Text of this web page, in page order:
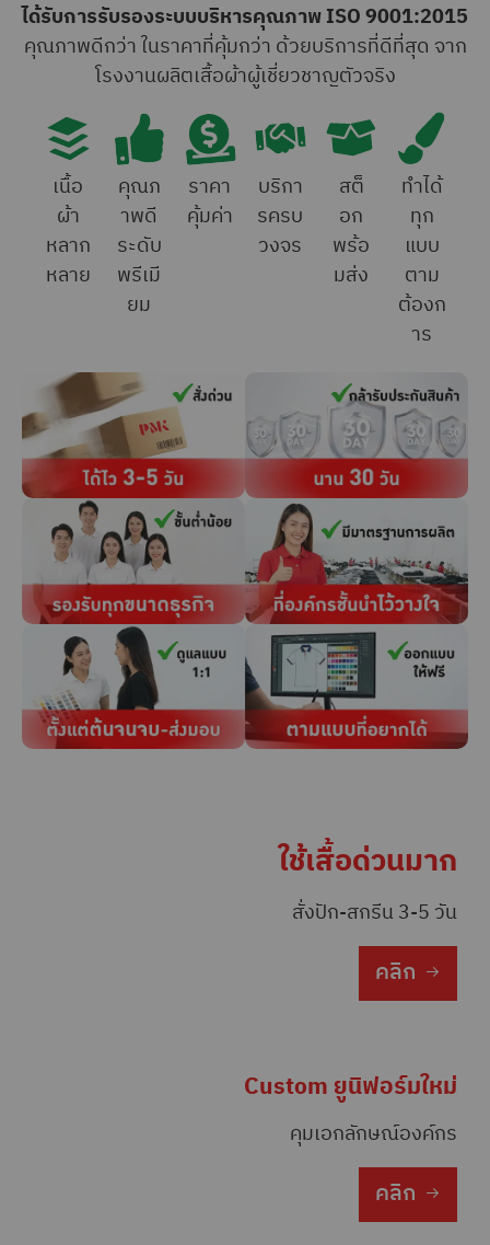
ได้รับการรับรองระบบบริหารคุณภาพ ISO 9001:2015
คุณภาพดีกว่า ในราคาที่คุ้มกว่า ด้วยบริการที่ดีที่สุด จาก
โรงงานผลิตเสื้อผ้าผู้เชี่ยวชาญตัวจริง
เนื้อ
ผ้า
หลาก
หลาย
คุณภ
าพดี
ระดับ
พรีเมี
ยม
ราคา
คุ้มค่า
บริกา
รครบ
วงจร
สต็
อก
พร้อ
มส่ง
ทำได้
ทุก
แบบ
ตาม
ต้องก
าร
ใช้เสื้อด่วนมาก
สั่งปัก-สกรีน 3-5 วัน
คลิก
Custom ยูนิฟอร์มใหม่
คุมเอกลักษณ์องค์กร
คลิก